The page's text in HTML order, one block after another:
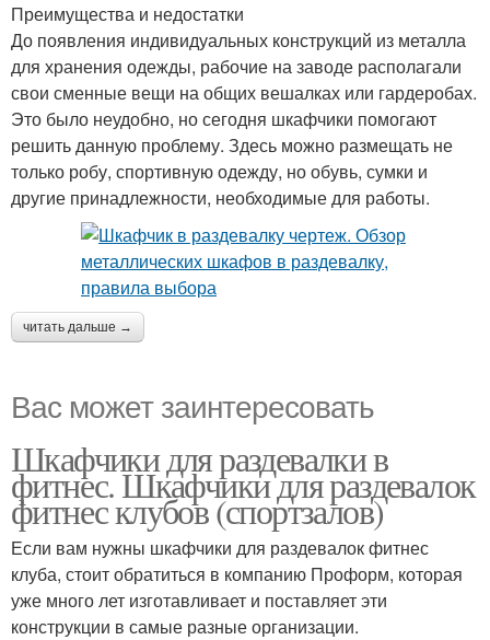
Преимущества и недостатки
До появления индивидуальных конструкций из металла
для хранения одежды, рабочие на заводе располагали
свои сменные вещи на общих вешалках или гардеробах.
Это было неудобно, но сегодня шкафчики помогают
решить данную проблему. Здесь можно размещать не
только робу, спортивную одежду, но обувь, сумки и
другие принадлежности, необходимые для работы.
читать дальше →
Вас может заинтересовать
Шкафчики для раздевалки в
фитнес. Шкафчики для раздевалок
фитнес клубов (спортзалов)
Если вам нужны шкафчики для раздевалок фитнес
клуба, стоит обратиться в компанию Проформ, которая
уже много лет изготавливает и поставляет эти
конструкции в самые разные организации.